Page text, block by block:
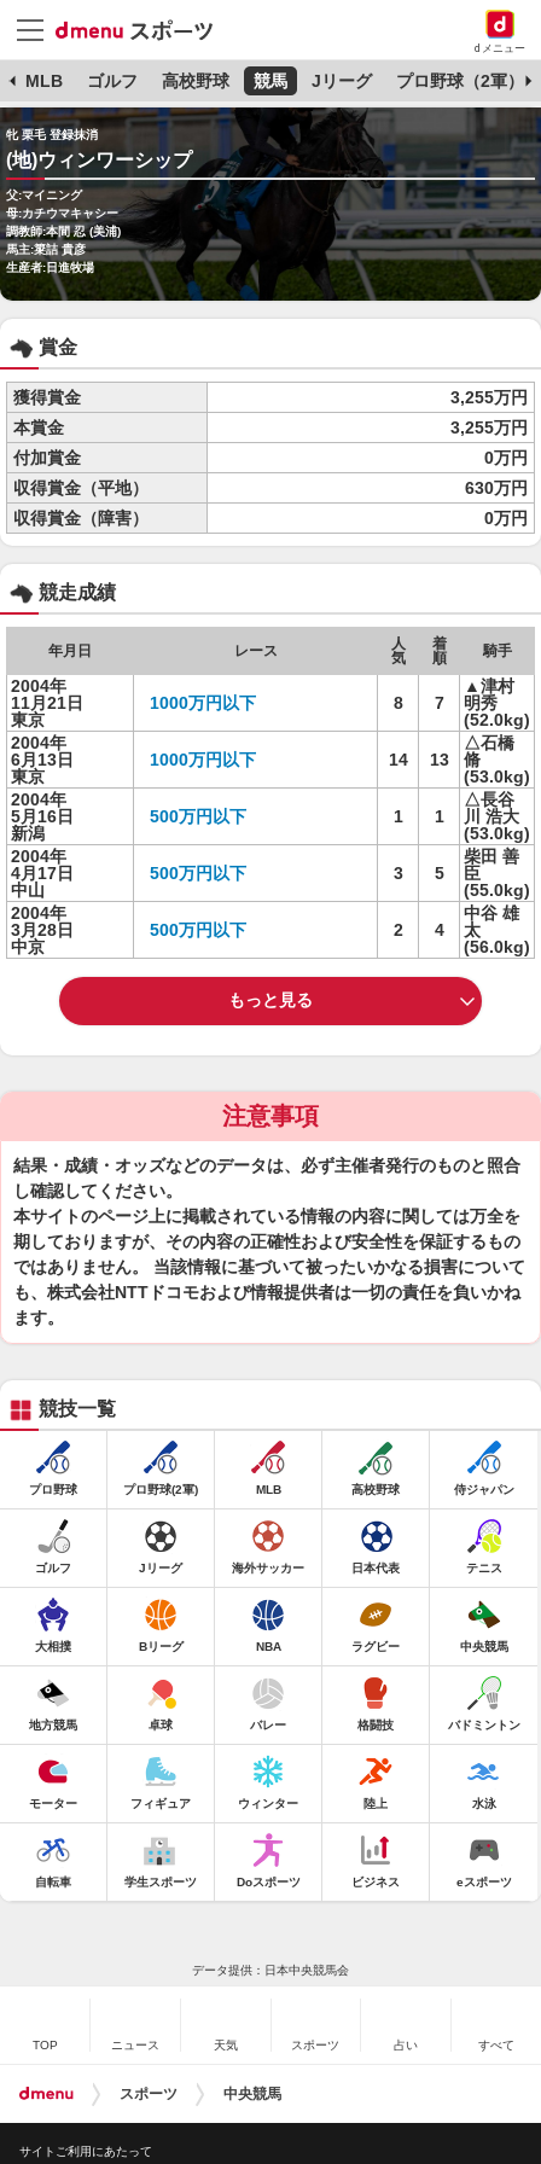
dメニュー
MLB ゴルフ 高校野球 競馬 Jリーグ プロ野球（2軍）
牝 栗毛 登録抹消
(地)ウィンワーシップ
父:マイニング
母:カチウマキャシー
調教師:本間 忍 (美浦)
馬主:簗詰 貴彦
生産者:日進牧場
賞金
獲得賞金
3,255万円
本賞金
3,255万円
付加賞金
0万円
収得賞金（平地）
630万円
収得賞金（障害）
0万円
競走成績
年月日 レース
人
気
着
順
騎手
2004年
11月21日
東京
1000万円以下 8 7
▲津村
明秀
(52.0kg)
2004年
6月13日
東京
1000万円以下 14 13
△石橋
脩
(53.0kg)
2004年
5月16日
新潟
500万円以下 1 1
△長谷
川 浩大
(53.0kg)
2004年
4月17日
中山
500万円以下 3 5
柴田 善
臣
(55.0kg)
2004年
3月28日
中京
500万円以下 2 4
中谷 雄
太
(56.0kg)
もっと見る
注意事項
結果・成績・オッズなどのデータは、必ず主催者発行のものと照合
し確認してください。
本サイトのページ上に掲載されている情報の内容に関しては万全を
期しておりますが、その内容の正確性および安全性を保証するもの
ではありません。 当該情報に基づいて被ったいかなる損害について
も、株式会社NTTドコモおよび情報提供者は一切の責任を負いかね
ます。
競技一覧
プロ野球 プロ野球(2軍) MLB 高校野球 侍ジャパン
ゴルフ Jリーグ 海外サッカー 日本代表 テニス
大相撲 Bリーグ NBA ラグビー 中央競馬
地方競馬 卓球 バレー 格闘技 バドミントン
モーター フィギュア ウィンター 陸上 水泳
自転車 学生スポーツ Doスポーツ ビジネス eスポーツ
データ提供：日本中央競馬会
TOP ニュース 天気 スポーツ 占い すべて
スポーツ 中央競馬
サイトご利用にあたって